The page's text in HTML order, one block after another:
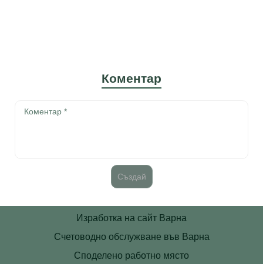
Коментар
Изработка на сайт Варна
Счетоводно обслужване във Варна
Споделено работно място